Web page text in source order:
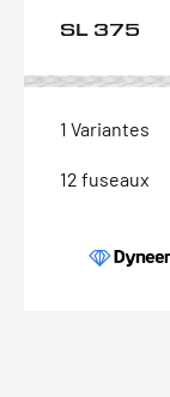
SL 375
1 Variantes
12 fuseaux